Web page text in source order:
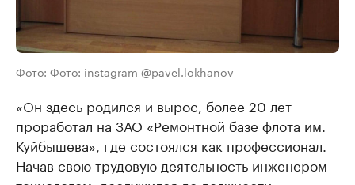
Фото: Фото: instagram @pavel.lokhanov
«Он здесь родился и вырос, более 20 лет
проработал на ЗАО «Ремонтной базе флота им.
Куйбышева», где состоялся как профессионал.
Начав свою трудовую деятельность инженером-